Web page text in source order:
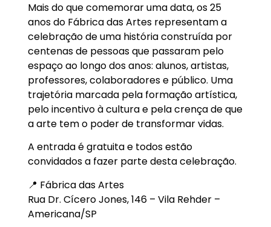
Mais do que comemorar uma data, os 25
anos do Fábrica das Artes representam a
celebração de uma história construída por
centenas de pessoas que passaram pelo
espaço ao longo dos anos: alunos, artistas,
professores, colaboradores e público. Uma
trajetória marcada pela formação artística,
pelo incentivo à cultura e pela crença de que
a arte tem o poder de transformar vidas.
A entrada é gratuita e todos estão
convidados a fazer parte desta celebração.
📍 Fábrica das Artes
Rua Dr. Cícero Jones, 146 – Vila Rehder –
Americana/SP